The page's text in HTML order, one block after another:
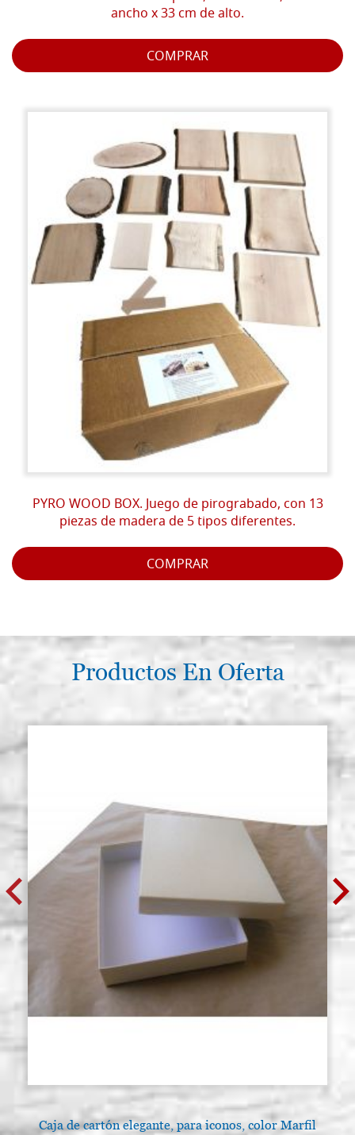
ancho x 33 cm de alto.
COMPRAR
PYRO WOOD BOX. Juego de pirograbado, con 13
piezas de madera de 5 tipos diferentes.
COMPRAR
Productos En Oferta
Caja de cartón elegante, para iconos, color Marfil